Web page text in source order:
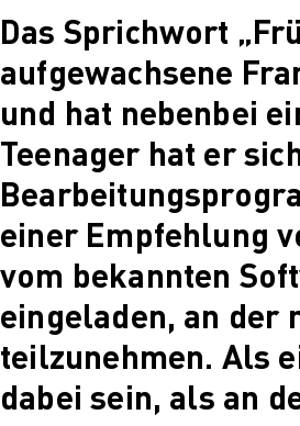
Das Sprichwort
aufgewachsene
und hat nebenbei
Teenager hat er
einer Empfehlung
vom bekannten
eingeladen, an der
teilzunehmen. Als
dabei sein, als an